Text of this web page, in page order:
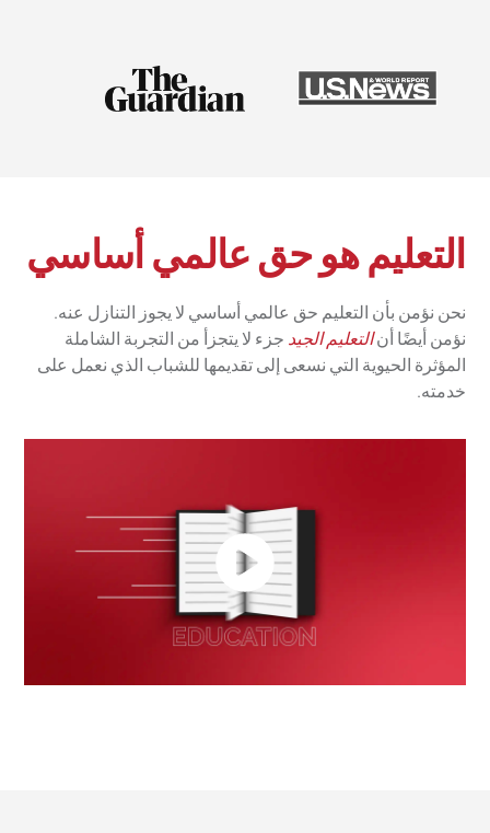
التعليم هو حق عالمي أساسي
نحن نؤمن بأن التعليم حق عالمي أساسي لا يجوز التنازل عنه.
نؤمن أيضًا أنالتعليم الجيد جزء لا يتجزأ من التجربة الشاملة
المؤثرة الحيوية التي نسعى إلى تقديمها للشباب الذي نعمل على
خدمته.